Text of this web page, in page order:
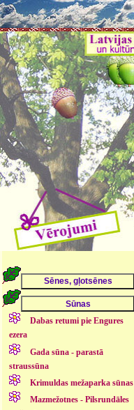
Dabas retumi pie Engures
ezera
Gada sūna - parastā
straussūna
Krimuldas mežaparka sūnas
Mazmežotnes - Pilsrundāles